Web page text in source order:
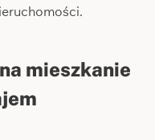
mieszkanie